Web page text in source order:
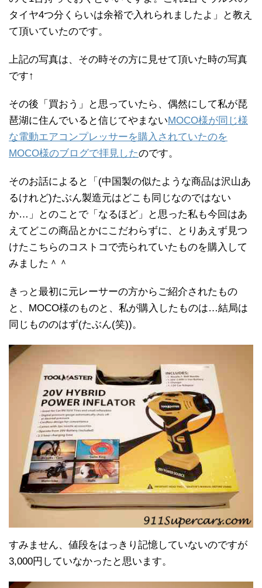
タイヤ4つ分くらいは余裕で入れられましたよ」と教え
て頂いていたのです。
上記の写真は、その時その方に見せて頂いた時の写真
です↑
その後「買おう」と思っていたら、偶然にして私が琵
琶湖に住んでいると信じてやまないMOCO様が同じ様
な電動エアコンプレッサーを購入されていたのを
MOCO様のブログで拝見したのです。
そのお話によると「(中国製の似たような商品は沢山あ
るけれど)たぶん製造元はどこも同じなのではない
か…」とのことで「なるほど」と思った私も今回はあ
えてどこの商品とかにこだわらずに、とりあえず見つ
けたこちらのコストコで売られていたものを購入して
みました＾＾
きっと最初に元レーサーの方からご紹介されたもの
と、MOCO様のものと、私が購入したものは…結局は
同じもののはず(たぶん(笑))。
すみません、値段をはっきり記憶していないのですが
3,000円していなかったと思います。